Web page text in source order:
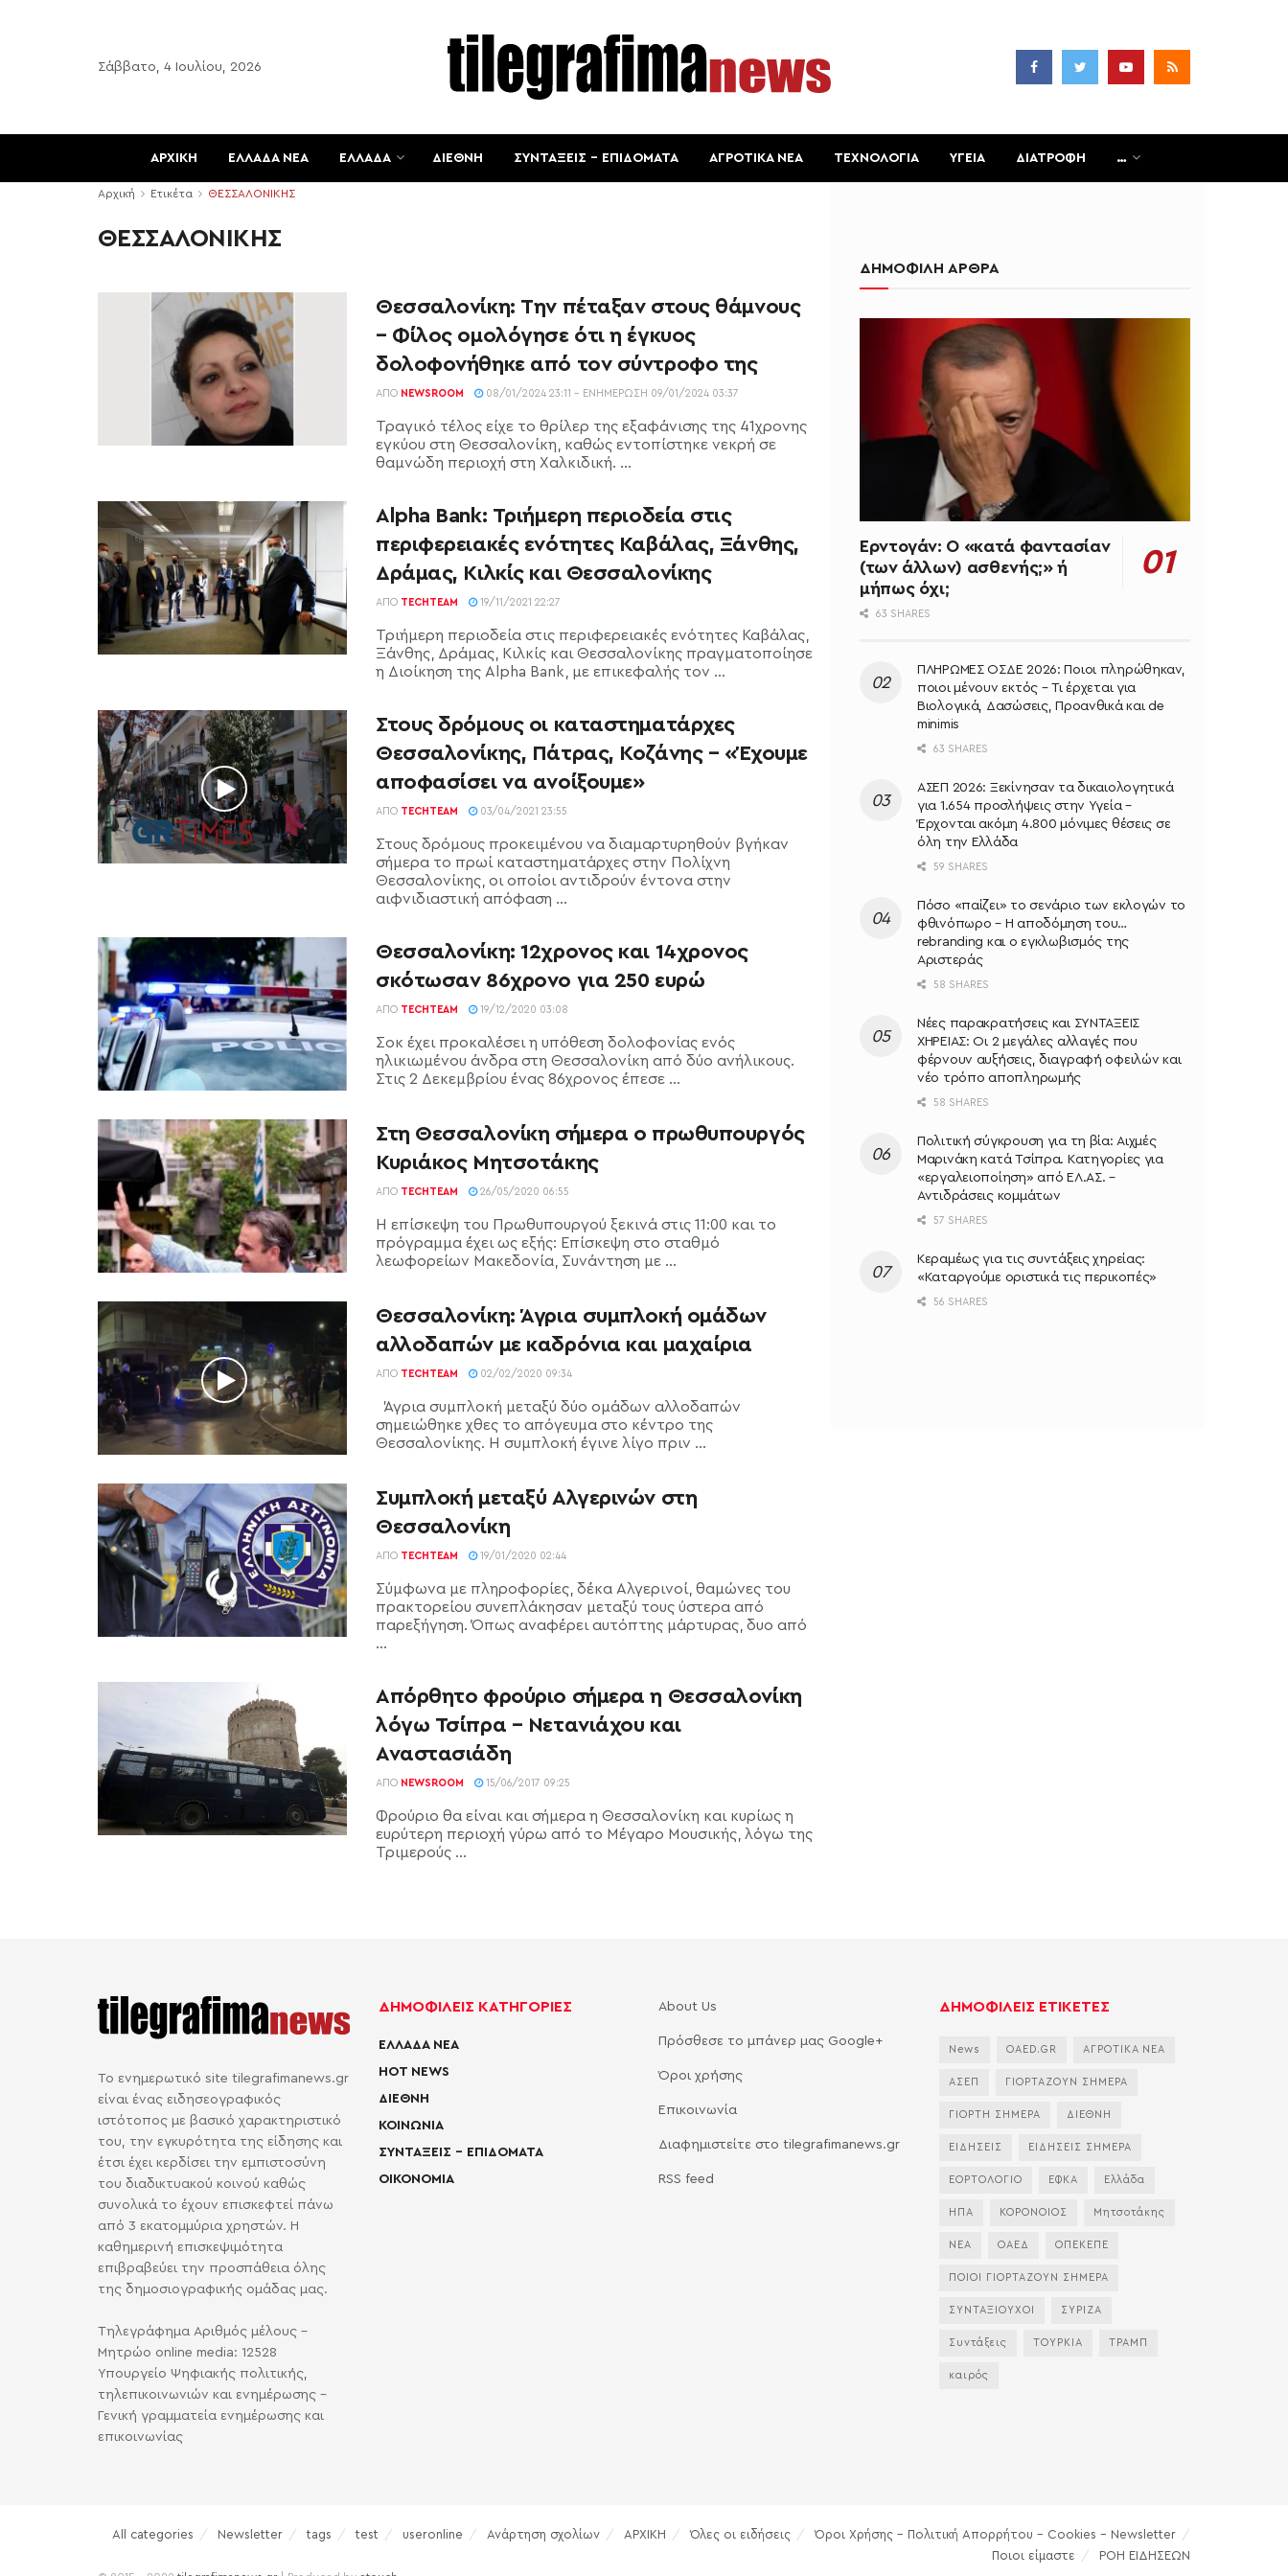
Σάββατο, 4 Ιουλίου, 2026
ΑΡΧΙΚΗ ΕΛΛΑΔΑ ΝΕΑ ΕΛΛΑΔΑ ΔΙΕΘΝΗ ΣΥΝΤΑΞΕΙΣ – ΕΠΙΔΟΜΑΤΑ ΑΓΡΟΤΙΚΑ ΝΕΑ ΤΕΧΝΟΛΟΓΙΑ ΥΓΕΙΑ ΔΙΑΤΡΟΦΗ …
Αρχική Ετικέτα ΘΕΣΣΑΛΟΝΙΚΗΣ
ΘΕΣΣΑΛΟΝΙΚΗΣ
Θεσσαλονίκη: Την πέταξαν στους θάμνους
– Φίλος ομολόγησε ότι η έγκυος
δολοφονήθηκε από τον σύντροφο της
ΑΠΌ NEWSROOM 08/01/2024 23:11 - ΕΝΗΜΈΡΩΣΗ 09/01/2024 03:37
Τραγικό τέλος είχε το θρίλερ της εξαφάνισης της 41χρονης
εγκύου στη Θεσσαλονίκη, καθώς εντοπίστηκε νεκρή σε
θαμνώδη περιοχή στη Χαλκιδική. ...
Alpha Bank: Τριήμερη περιοδεία στις
περιφερειακές ενότητες Καβάλας, Ξάνθης,
Δράμας, Κιλκίς και Θεσσαλονίκης
ΑΠΌ TECHTEAM 19/11/2021 22:27
Τριήμερη περιοδεία στις περιφερειακές ενότητες Καβάλας,
Ξάνθης, Δράμας, Κιλκίς και Θεσσαλονίκης πραγματοποίησε
η Διοίκηση της Alpha Bank, με επικεφαλής τον ...
Στους δρόμους οι καταστηματάρχες
Θεσσαλονίκης, Πάτρας, Κοζάνης – «Έχουμε
αποφασίσει να ανοίξουμε»
ΑΠΌ TECHTEAM 03/04/2021 23:55
Στους δρόμους προκειμένου να διαμαρτυρηθούν βγήκαν
σήμερα το πρωί καταστηματάρχες στην Πολίχνη
Θεσσαλονίκης, οι οποίοι αντιδρούν έντονα στην
αιφνιδιαστική απόφαση ...
Θεσσαλονίκη: 12χρονος και 14χρονος
σκότωσαν 86χρονο για 250 ευρώ
ΑΠΌ TECHTEAM 19/12/2020 03:08
Σοκ έχει προκαλέσει η υπόθεση δολοφονίας ενός
ηλικιωμένου άνδρα στη Θεσσαλονίκη από δύο ανήλικους.
Στις 2 Δεκεμβρίου ένας 86χρονος έπεσε ...
Στη Θεσσαλονίκη σήμερα ο πρωθυπουργός
Κυριάκος Μητσοτάκης
ΑΠΌ TECHTEAM 26/05/2020 06:55
Η επίσκεψη του Πρωθυπουργού ξεκινά στις 11:00 και το
πρόγραμμα έχει ως εξής: Επίσκεψη στο σταθμό
λεωφορείων Μακεδονία, Συνάντηση με ...
Θεσσαλονίκη: Άγρια συμπλοκή ομάδων
αλλοδαπών με καδρόνια και μαχαίρια
ΑΠΌ TECHTEAM 02/02/2020 09:34
Άγρια συμπλοκή μεταξύ δύο ομάδων αλλοδαπών
σημειώθηκε χθες το απόγευμα στο κέντρο της
Θεσσαλονίκης. H συμπλοκή έγινε λίγο πριν ...
Συμπλοκή μεταξύ Αλγερινών στη
Θεσσαλονίκη
ΑΠΌ TECHTEAM 19/01/2020 02:44
Σύμφωνα με πληροφορίες, δέκα Αλγερινοί, θαμώνες του
πρακτορείου συνεπλάκησαν μεταξύ τους ύστερα από
παρεξήγηση. Όπως αναφέρει αυτόπτης μάρτυρας, δυο από
...
Απόρθητο φρούριο σήμερα η Θεσσαλονίκη
λόγω Τσίπρα – Νετανιάχου και
Αναστασιάδη
ΑΠΌ NEWSROOM 15/06/2017 09:25
Φρούριο θα είναι και σήμερα η Θεσσαλονίκη και κυρίως η
ευρύτερη περιοχή γύρω από το Μέγαρο Μουσικής, λόγω της
Τριμερούς ...
ΔΗΜΟΦΙΛΗ ΑΡΘΡΑ
Ερντογάν: Ο «κατά φαντασίαν
(των άλλων) ασθενής;» ή
μήπως όχι;
63 SHARES
ΠΛΗΡΩΜΕΣ ΟΣΔΕ 2026: Ποιοι πληρώθηκαν,
ποιοι μένουν εκτός – Τι έρχεται για
Βιολογικά, Δασώσεις, Προανθικά και de
minimis
63 SHARES
ΑΣΕΠ 2026: Ξεκίνησαν τα δικαιολογητικά
για 1.654 προσλήψεις στην Υγεία –
Έρχονται ακόμη 4.800 μόνιμες θέσεις σε
όλη την Ελλάδα
59 SHARES
Πόσο «παίζει» το σενάριο των εκλογών το
φθινόπωρο – Η αποδόμηση του…
rebranding και ο εγκλωβισμός της
Αριστεράς
58 SHARES
Νέες παρακρατήσεις και ΣΥΝΤΑΞΕΙΣ
ΧΗΡΕΙΑΣ: Οι 2 μεγάλες αλλαγές που
φέρνουν αυξήσεις, διαγραφή οφειλών και
νέο τρόπο αποπληρωμής
58 SHARES
Πολιτική σύγκρουση για τη βία: Αιχμές
Μαρινάκη κατά Τσίπρα. Κατηγορίες για
«εργαλειοποίηση» από ΕΛ.ΑΣ. –
Αντιδράσεις κομμάτων
57 SHARES
Κεραμέως για τις συντάξεις χηρείας:
«Καταργούμε οριστικά τις περικοπές»
56 SHARES
Το ενημερωτικό site tilegrafimanews.gr
είναι ένας ειδησεογραφικός
ιστότοπος με βασικό χαρακτηριστικό
του, την εγκυρότητα της είδησης και
έτσι έχει κερδίσει την εμπιστοσύνη
του διαδικτυακού κοινού καθώς
συνολικά το έχουν επισκεφτεί πάνω
από 3 εκατομμύρια χρηστών. Η
καθημερινή επισκεψιμότητα
επιβραβεύει την προσπάθεια όλης
της δημοσιογραφικής ομάδας μας.
Τηλεγράφημα Αριθμός μέλους -
Μητρώο online media: 12528
Υπουργείο Ψηφιακής πολιτικής,
τηλεπικοινωνιών και ενημέρωσης -
Γενική γραμματεία ενημέρωσης και
επικοινωνίας
ΔΗΜΟΦΙΛΕΙΣ ΚΑΤΗΓΟΡΙΕΣ
ΕΛΛΑΔΑ ΝΕΑ
HOT NEWS
ΔΙΕΘΝΗ
ΚΟΙΝΩΝΙΑ
ΣΥΝΤΑΞΕΙΣ – ΕΠΙΔΟΜΑΤΑ
ΟΙΚΟΝΟΜΙΑ
About Us
Πρόσθεσε το μπάνερ μας Google+
Όροι χρήσης
Επικοινωνία
Διαφημιστείτε στο tilegrafimanews.gr
RSS feed
ΔΗΜΟΦΙΛΕΙΣ ΕΤΙΚΕΤΕΣ
News OAED.GR ΑΓΡΟΤΙΚΑ ΝΕΑ
ΑΣΕΠ ΓΙΟΡΤΑΖΟΥΝ ΣΗΜΕΡΑ
ΓΙΟΡΤΗ ΣΗΜΕΡΑ ΔΙΕΘΝΗ
ΕΙΔΗΣΕΙΣ ΕΙΔΗΣΕΙΣ ΣΗΜΕΡΑ
ΕΟΡΤΟΛΟΓΙΟ ΕΦΚΑ Ελλάδα
ΗΠΑ ΚΟΡΟΝΟΙΟΣ Μητσοτάκης
ΝΕΑ ΟΑΕΔ ΟΠΕΚΕΠΕ
ΠΟΙΟΙ ΓΙΟΡΤΑΖΟΥΝ ΣΗΜΕΡΑ
ΣΥΝΤΑΞΙΟΥΧΟΙ ΣΥΡΙΖΑ
Συντάξεις ΤΟΥΡΚΙΑ ΤΡΑΜΠ
καιρός
All categories Newsletter tags test useronline Ανάρτηση σχολίων ΑΡΧΙΚΗ Όλες οι ειδήσεις
Όροι Χρήσης – Πολιτική Απορρήτου – Cookies – Newsletter
Ποιοι είμαστε
ΡΟΗ ΕΙΔΗΣΕΩΝ